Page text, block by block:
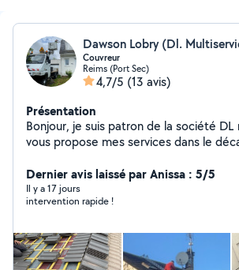
Dawson Lobry (Dl.
Couvreur
Reims (Port Sec)
4,7/5 (13 avis)
Présentation
Bonjour, je suis patron de la société DL multiservices je
vous propose mes services dans le
changement de toiture à neuf
recherche de fuite, élagage abattage
pelouse, enlèvement, déchets verts.
de recherche de Google DL,
Dernier avis laissé par Anissa : 5/5
Il y a 17 jours
intervention rapide !